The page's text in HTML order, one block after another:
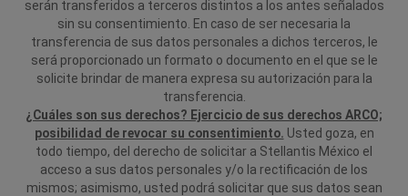
serán transferidos a terceros distintos a los antes señalados
sin su consentimiento. En caso de ser necesaria la
transferencia de sus datos personales a dichos terceros, le
será proporcionado un formato o documento en el que se le
solicite brindar de manera expresa su autorización para la
transferencia.
¿Cuáles son sus derechos? Ejercicio de sus derechos ARCO;
posibilidad de revocar su consentimiento. Usted goza, en
todo tiempo, del derecho de solicitar a Stellantis México el
acceso a sus datos personales y/o la rectificación de los
mismos; asimismo, usted podrá solicitar que sus datos sean